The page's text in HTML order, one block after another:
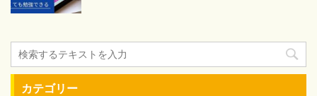
カテゴリー